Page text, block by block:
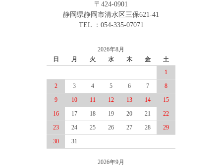
〒424-0901
静岡県静岡市清水区三保621-41
TEL ：054-335-07071
2026年8月
日
月 火 水 木 金
土
1
2
3 4 5 6 7
8
9
10 11 12 13 14
15
16
17 18 19 20 21
22
23
24 25 26 27 28
29
30
31
2026年9月